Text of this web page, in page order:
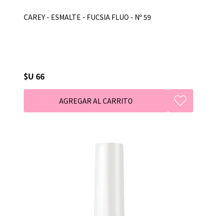
CAREY - ESMALTE - FUCSIA FLUO - Nº 59
$U 66